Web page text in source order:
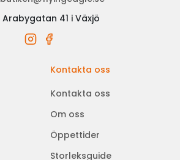
Arabygatan 41 i Växjö
Kontakta oss
Kontakta oss
Om oss
Öppettider
Storleksguide